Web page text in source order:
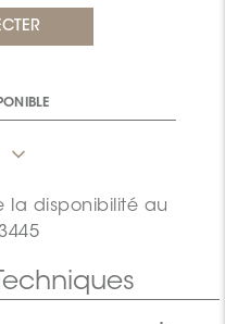
la disponibilité au